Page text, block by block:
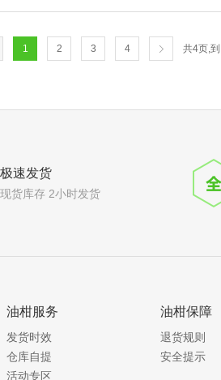
1 2 3 4 共4页,到
极速发货
现货库存 2小时发货
油柑服务
发货时效
仓库自提
活动专区
油柑保障
退货规则
安全提示